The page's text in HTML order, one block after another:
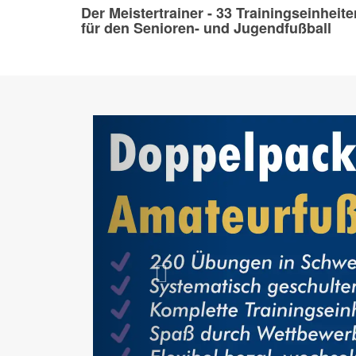
Der Meistertrainer - 33
für den Senioren- und Jugendfußball